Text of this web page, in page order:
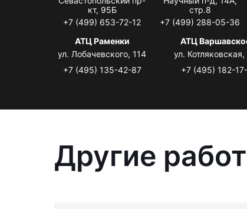
кт, 95Б
+7 (499) 653-72-12
стр.8
+7 (499) 288-05-36
АТЦ Раменки
ул. Лобачевского, 114
+7 (495) 135-42-87
АТЦ
ул. Котляковская,
+7 (495) 182-
Другие